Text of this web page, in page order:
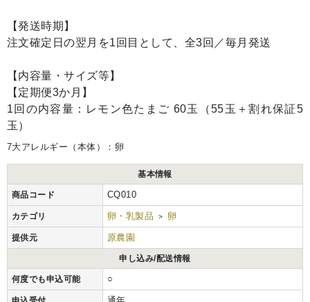
【発送時期】
注文確定日の翌月を1回目として、全3回／毎月発送
【内容量・サイズ等】
【定期便3か月】
1回の内容量：レモン色たまご 60玉（55玉＋割れ保証5
玉）
7大アレルギー（本体）：卵
基本情報
商品コード CQ010
カテゴリ 卵・乳製品 > 卵
提供元 原農園
申し込み/配送情報
何度でも申込可能 ○